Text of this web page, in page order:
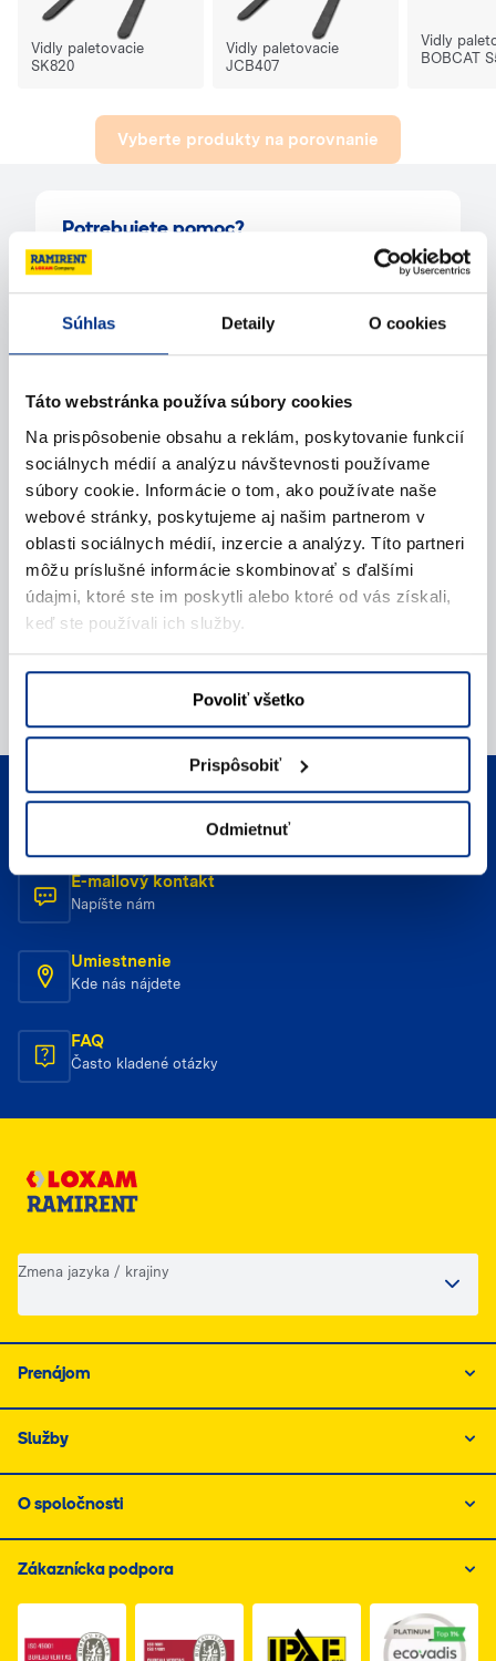
Súhlas Detaily O cookies
Táto webstránka používa súbory cookies
Na prispôsobenie obsahu a reklám, poskytovanie funkcií
sociálnych médií a analýzu návštevnosti používame
súbory cookie. Informácie o tom, ako používate naše
webové stránky, poskytujeme aj našim partnerom v
oblasti sociálnych médií, inzercie a analýzy. Títo partneri
môžu príslušné informácie skombinovať s ďalšími
údajmi, ktoré ste im poskytli alebo ktoré od vás získali,
keď ste používali ich služby.
Povoliť všetko
Prispôsobiť
Odmietnuť
Vidly paletovacie
SK820
Vidly paletovacie
JCB407
Vidly
BOBCAT
Vyberte produkty na porovnanie
Potrebujete pomoc?
Telefonický kontakt
E-mailový kontakt
Napíšte nám
Umiestnenie
Kde nás nájdete
FAQ
Často kladené otázky
Zmena jazyka / krajiny
Prenájom
Služby
O spoločnosti
Zákaznícka podpora